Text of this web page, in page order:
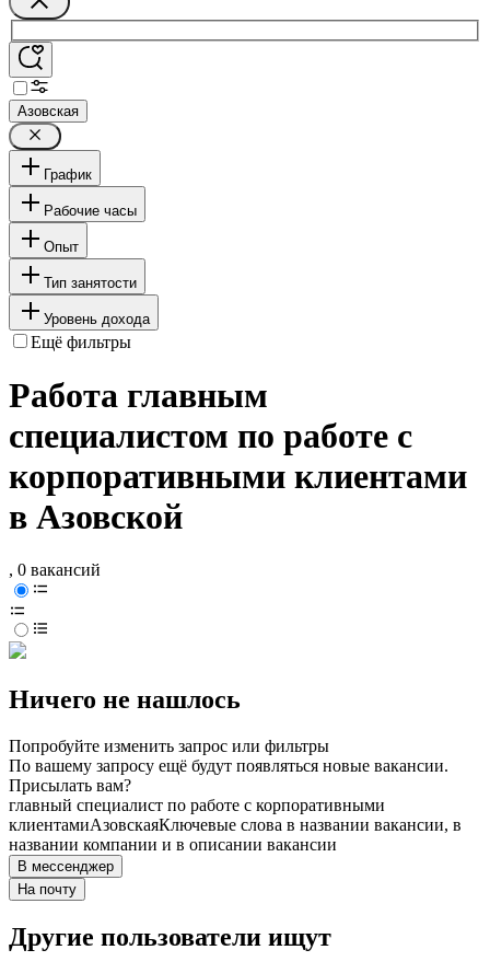
Азовская
График
Рабочие часы
Опыт
Тип занятости
Уровень дохода
Ещё фильтры
Работа главным
специалистом по работе с
корпоративными клиентами
в Азовской
, 0 вакансий
Ничего не нашлось
Попробуйте изменить запрос или фильтры
По вашему запросу ещё будут появляться новые вакансии.
Присылать вам?
главный специалист по работе с корпоративными
клиентамиАзовскаяКлючевые слова в названии вакансии, в
названии компании и в описании вакансии
В мессенджер
На почту
Другие пользователи ищут